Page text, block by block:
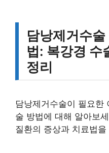
담낭제거수
법: 복강경 수
정리
담낭제거수술이 필요한
술 방법에 대해 알아보
질환의 증상과 치료법